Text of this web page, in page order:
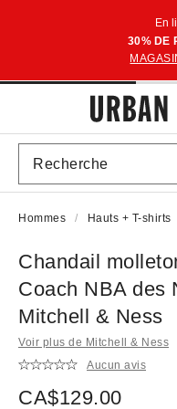
En
30% DE
Hommes Hauts + T-shirts
Chandail
Coach NBA des
Mitchell & Ness
Voir plus de Mitchell & Ness
Aucun avis
CA$129.00